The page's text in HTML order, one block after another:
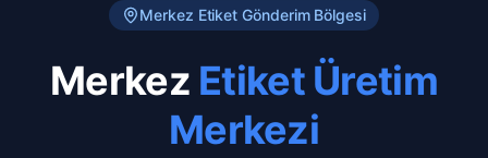
Merkez Etiket Gönderim Bölgesi
Merkez Etiket Üretim
Merkezi